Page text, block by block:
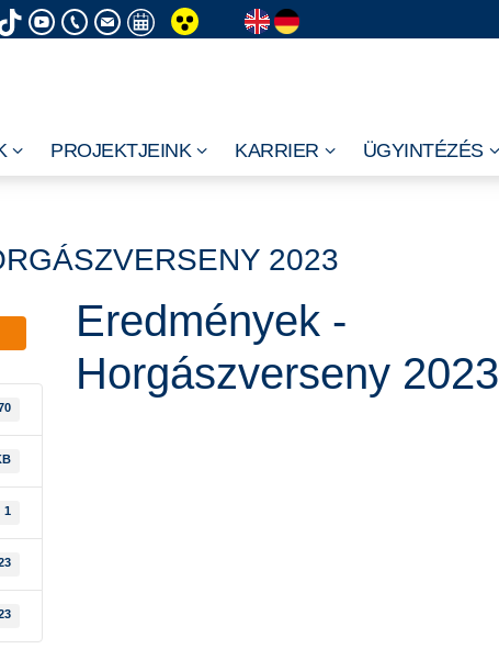
PROJEKTJEINK KARRIER ÜGYINTÉZÉS
2023
1
Eredmények -
Horgászverseny 2023